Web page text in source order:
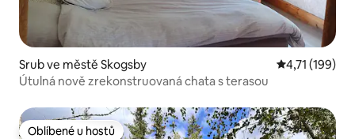
Srub ve městě Skogsby Průměrné
4,71 (199)
Útulná nově zrekonstruovaná chata s terasou
Oblíbené u hostů